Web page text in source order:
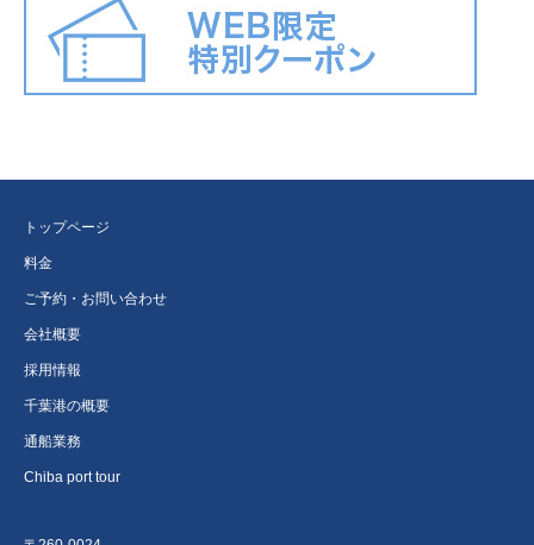
トップページ
料金
ご予約・お問い合わせ
会社概要
採用情報
千葉港の概要
通船業務
Chiba port tour